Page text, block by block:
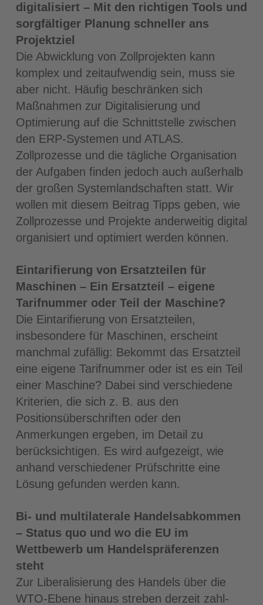
digitalisiert – Mit den richtigen Tools und
sorgfältiger Planung schneller ans
Projektziel
Die Abwicklung von Zollprojekten kann
komplex und zeitaufwendig sein, muss sie
aber nicht. Häufig beschränken sich
Maßnahmen zur Digitalisierung und
Optimierung auf die Schnittstelle zwischen
den ERP-Systemen und ATLAS.
Zollprozesse und die tägliche Organisation
der Aufgaben finden jedoch auch außerhalb
der großen Sys­temlandschaften statt. Wir
wollen mit diesem Beitrag Tipps geben, wie
Zollprozesse und Projekte anderweitig digital
organisiert und optimiert werden können.
Eintarifierung von Ersatzteilen für
Maschinen – Ein Ersatzteil – eigene
Tarifnummer oder Teil der Maschine?
Die Eintarifierung von Ersatzteilen,
insbesondere für Maschinen, erscheint
manchmal zufällig: Bekommt das Ersatzteil
eine eigene Tarifnummer oder ist es ein Teil
einer Maschine? Dabei sind verschiedene
Kriterien, die sich z. B. aus den
Positionsüber­schriften oder den
Anmerkungen ergeben, im Detail zu
berücksichtigen. Es wird auf­gezeigt, wie
anhand verschiedener Prüfschritte eine
Lösung gefunden werden kann.
Bi- und multilaterale Handelsabkommen
– Status quo und wo die EU im
Wettbewerb um Handelspräferenzen
steht
Zur Liberalisierung des Handels über die
WTO-Ebene hinaus streben derzeit zahl­